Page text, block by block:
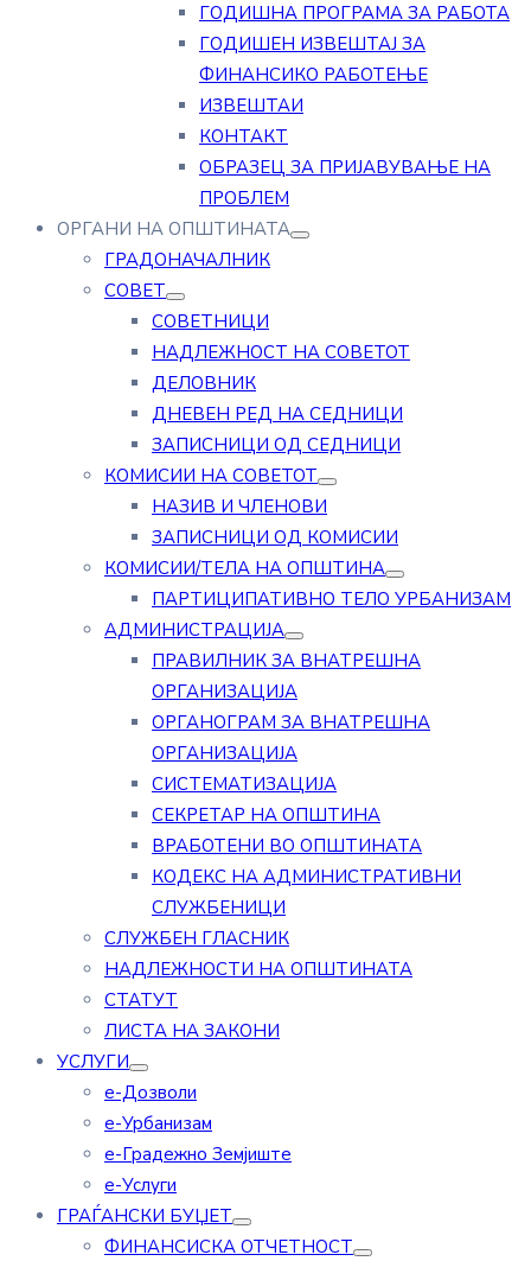
ГОДИШНА ПРОГРАМА ЗА РАБОТА
ГОДИШЕН ИЗВЕШТАЈ ЗА
ФИНАНСИКО РАБОТЕЊЕ
ИЗВЕШТАИ
КОНТАКТ
ОБРАЗЕЦ ЗА ПРИЈАВУВАЊЕ НА
ПРОБЛЕМ
ОРГАНИ НА ОПШТИНАТА
ГРАДОНАЧАЛНИК
СОВЕТ
СОВЕТНИЦИ
НАДЛЕЖНОСТ НА СОВЕТОТ
ДЕЛОВНИК
ДНЕВЕН РЕД НА СЕДНИЦИ
ЗАПИСНИЦИ ОД СЕДНИЦИ
КОМИСИИ НА СОВЕТОТ
НАЗИВ И ЧЛЕНОВИ
ЗАПИСНИЦИ ОД КОМИСИИ
КОМИСИИ/ТЕЛА НА ОПШТИНА
ПАРТИЦИПАТИВНО ТЕЛО УРБАНИЗАМ
АДМИНИСТРАЦИЈА
ПРАВИЛНИК ЗА ВНАТРЕШНА
ОРГАНИЗАЦИЈА
ОРГАНОГРАМ ЗА ВНАТРЕШНА
ОРГАНИЗАЦИЈА
СИСТЕМАТИЗАЦИЈА
СЕКРЕТАР НА ОПШТИНА
ВРАБОТЕНИ ВО ОПШТИНАТА
КОДЕКС НА АДМИНИСТРАТИВНИ
СЛУЖБЕНИЦИ
СЛУЖБЕН ГЛАСНИК
НАДЛЕЖНОСТИ НА ОПШТИНАТА
СТАТУТ
ЛИСТА НА ЗАКОНИ
УСЛУГИ
е-Дозволи
е-Урбанизам
е-Градежно Земјиште
е-Услуги
ГРАЃАНСКИ БУЏЕТ
ФИНАНСИСКА ОТЧЕТНОСТ